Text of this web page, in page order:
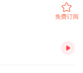
免费订阅